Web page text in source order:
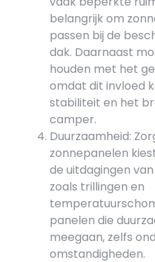
belangrijk om
passen bij de
dak. Daarnaast
houden met het
omdat dit invloed
stabiliteit en het
camper.
Duurzaamheid:
zonnepanelen
de uitdagingen
zoals trillingen en
panelen die
meegaan, zelfs
omstandigheden.